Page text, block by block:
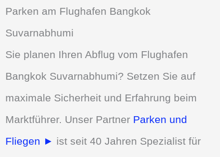
Parken am Flughafen Bangkok
Suvarnabhumi
Sie planen Ihren Abflug vom Flughafen
Bangkok Suvarnabhumi? Setzen Sie auf
maximale Sicherheit und Erfahrung beim
Marktführer. Unser Partner Parken und
Fliegen ► ist seit 40 Jahren Spezialist für